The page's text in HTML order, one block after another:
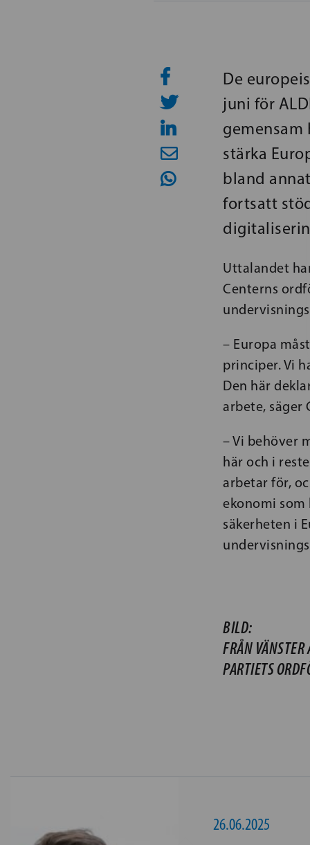
De
juni för
stärka
bland
fortsatt
Uttalandet
Centerns
– Europa
principer. Vi
Den här
arbete, säger
– Vi behöver
här och i
arbetar för,
ekonomi som
säkerheten i
BILD:
FRÅN
PARTIETS
26.06.2025